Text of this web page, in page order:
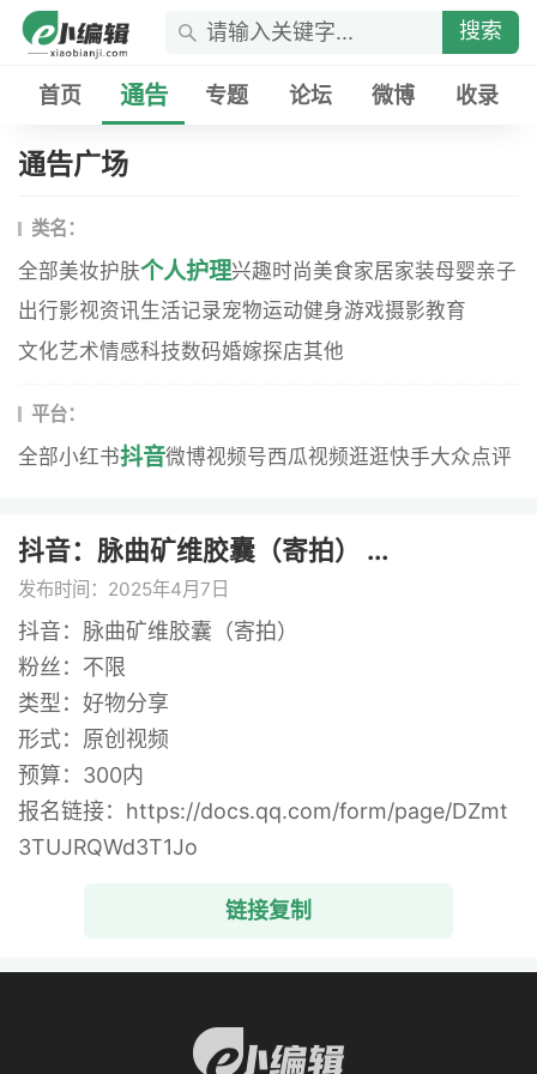
搜索
首页 通告 专题 论坛 微博 收录
通告广场
类名：
全部美妆护肤个人护理兴趣时尚美食家居家装母婴亲子
出行影视资讯生活记录宠物运动健身游戏摄影教育
文化艺术情感科技数码婚嫁探店其他
平台：
全部小红书抖音微博视频号西瓜视频逛逛快手大众点评
抖音：脉曲矿维胶囊（寄拍） ...
发布时间：2025年4月7日
抖音：脉曲矿维胶囊（寄拍）
粉丝：不限
类型：好物分享
形式：原创视频
预算：300内
报名链接：https://docs.qq.com/form/page/DZmt
3TUJRQWd3T1Jo
链接复制